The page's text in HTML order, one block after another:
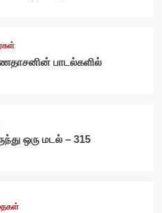
பாடல்களில்
ஒரு மடல் – 315